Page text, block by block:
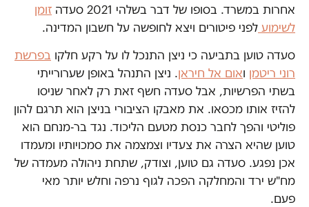
אחרות במשרד. בסופו של דבר בשלהי 2021 סעדה
זומן
לשימוע לפני פיטורים ויצא לחופשה על חשבון המדינה.
סעדה טוען בתביעה כי ניצן התנכל לו על רקע חלקו בפרשת
רוני ריטמן ואום אל חיראן. ניצן התנהל באופן שערורייתי
בשתי הפרשיות, אבל סעדה חשף זאת רק לאחר שניסו
להזיז אותו מכסאו. את מאבקו הציבורי בניצן הוא תרגם להון
פוליטי והפך לחבר כנסת מטעם הליכוד. נגד בר-מנחם הוא
טוען שהיא הצרה את צעדיו וצמצמה את סמכויותיו ומעמדו
אכן נפגע. סעדה גם טוען, וצודק, שתחת ניהולה מעמדה של
מח"ש ירד והמחלקה הפכה לגוף נרפה וחלש יותר מאי
פעם.